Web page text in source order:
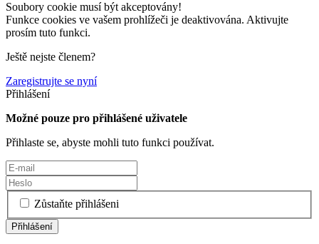
Soubory cookie musí být akceptovány!
Funkce cookies ve vašem prohlížeči je deaktivována. Aktivujte
prosím tuto funkci.
Ještě nejste členem?
Zaregistrujte se nyní
Přihlášení
Možné pouze pro přihlášené uživatele
Přihlaste se, abyste mohli tuto funkci používat.
Zůstaňte přihlášeni